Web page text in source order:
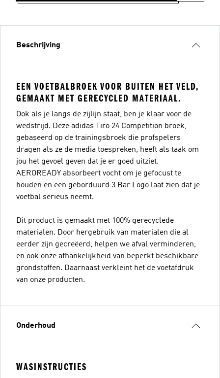
Beschrijving
EEN VOETBALBROEK VOOR BUITEN HET VELD,
GEMAAKT MET GERECYCLED MATERIAAL.
Ook als je langs de zijlijn staat, ben je klaar voor de
wedstrijd. Deze adidas Tiro 24 Competition broek,
gebaseerd op de trainingsbroek die profspelers
dragen als ze de media toespreken, heeft als taak om
jou het gevoel geven dat je er goed uitziet.
AEROREADY absorbeert vocht om je gefocust te
houden en een geborduurd 3 Bar Logo laat zien dat je
voetbal serieus neemt.
Dit product is gemaakt met 100% gerecyclede
materialen. Door hergebruik van materialen die al
eerder zijn gecreëerd, helpen we afval verminderen,
en ook onze afhankelijkheid van beperkt beschikbare
grondstoffen. Daarnaast verkleint het de voetafdruk
van onze producten.
Onderhoud
WASINSTRUCTIES